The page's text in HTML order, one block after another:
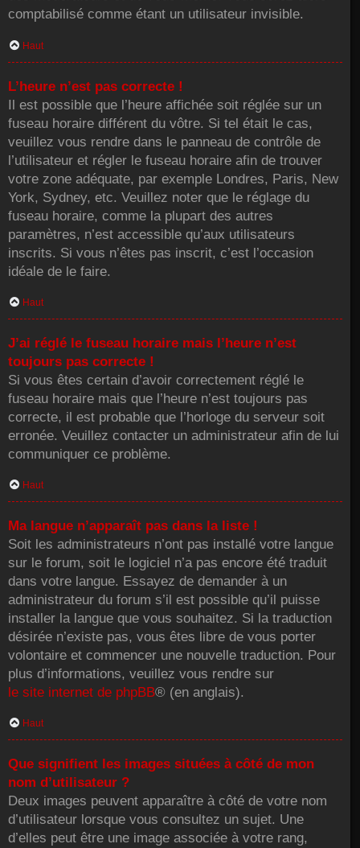
comptabilisé comme étant un utilisateur invisible.
Haut
L’heure n’est pas correcte !
Il est possible que l’heure affichée soit réglée sur un
fuseau horaire différent du vôtre. Si tel était le cas,
veuillez vous rendre dans le panneau de contrôle de
l’utilisateur et régler le fuseau horaire afin de trouver
votre zone adéquate, par exemple Londres, Paris, New
York, Sydney, etc. Veuillez noter que le réglage du
fuseau horaire, comme la plupart des autres
paramètres, n’est accessible qu’aux utilisateurs
inscrits. Si vous n’êtes pas inscrit, c’est l’occasion
idéale de le faire.
Haut
J’ai réglé le fuseau horaire mais l’heure n’est
toujours pas correcte !
Si vous êtes certain d’avoir correctement réglé le
fuseau horaire mais que l’heure n’est toujours pas
correcte, il est probable que l’horloge du serveur soit
erronée. Veuillez contacter un administrateur afin de lui
communiquer ce problème.
Haut
Ma langue n’apparaît pas dans la liste !
Soit les administrateurs n’ont pas installé votre langue
sur le forum, soit le logiciel n’a pas encore été traduit
dans votre langue. Essayez de demander à un
administrateur du forum s’il est possible qu’il puisse
installer la langue que vous souhaitez. Si la traduction
désirée n’existe pas, vous êtes libre de vous porter
volontaire et commencer une nouvelle traduction. Pour
plus d’informations, veuillez vous rendre sur
le site internet de phpBB® (en anglais).
Haut
Que signifient les images situées à côté de mon
nom d’utilisateur ?
Deux images peuvent apparaître à côté de votre nom
d’utilisateur lorsque vous consultez un sujet. Une
d’elles peut être une image associée à votre rang,